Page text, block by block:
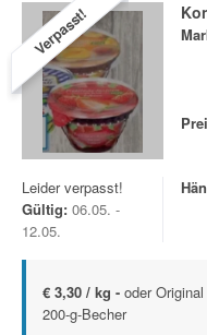
Verpasst!
Leider verpasst!
Gültig: 06.05. -
12.05.
€ 3,30 / kg - oder
200-g-Becher